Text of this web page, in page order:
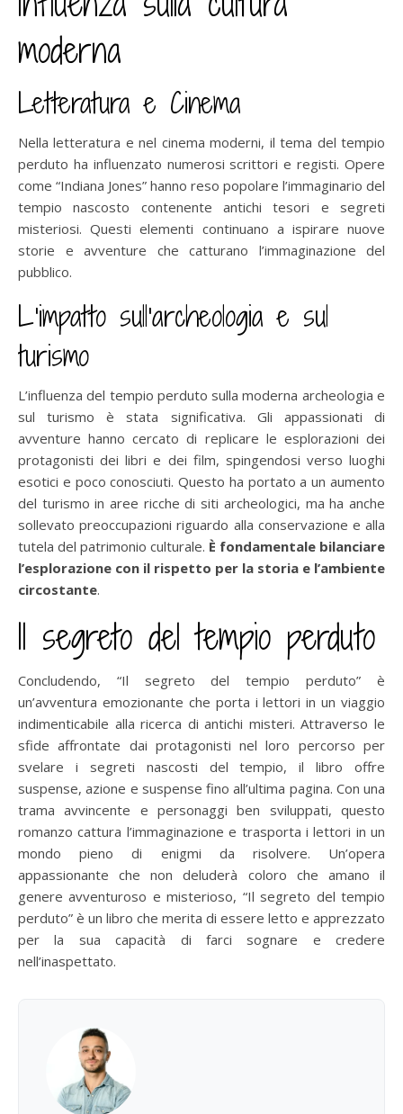
moderna
Letteratura e Cinema
Nella letteratura e nel cinema moderni, il tema del tempio
perduto ha influenzato numerosi scrittori e registi. Opere
come “Indiana Jones” hanno reso popolare l’immaginario del
tempio nascosto contenente antichi tesori e segreti
misteriosi. Questi elementi continuano a ispirare nuove
storie e avventure che catturano l’immaginazione del
pubblico.
L’impatto sull’archeologia e sul
turismo
L’influenza del tempio perduto sulla moderna archeologia e
sul turismo è stata significativa. Gli appassionati di
avventure hanno cercato di replicare le esplorazioni dei
protagonisti dei libri e dei film, spingendosi verso luoghi
esotici e poco conosciuti. Questo ha portato a un aumento
del turismo in aree ricche di siti archeologici, ma ha anche
sollevato preoccupazioni riguardo alla conservazione e alla
tutela del patrimonio culturale. È fondamentale bilanciare
l’esplorazione con il rispetto per la storia e l’ambiente
circostante.
Il segreto del tempio perduto
Concludendo, “Il segreto del tempio perduto” è
un’avventura emozionante che porta i lettori in un viaggio
indimenticabile alla ricerca di antichi misteri. Attraverso le
sfide affrontate dai protagonisti nel loro percorso per
svelare i segreti nascosti del tempio, il libro offre
suspense, azione e suspense fino all’ultima pagina. Con una
trama avvincente e personaggi ben sviluppati, questo
romanzo cattura l’immaginazione e trasporta i lettori in un
mondo pieno di enigmi da risolvere. Un’opera
appassionante che non deluderà coloro che amano il
genere avventuroso e misterioso, “Il segreto del tempio
perduto” è un libro che merita di essere letto e apprezzato
per la sua capacità di farci sognare e credere
nell’inaspettato.